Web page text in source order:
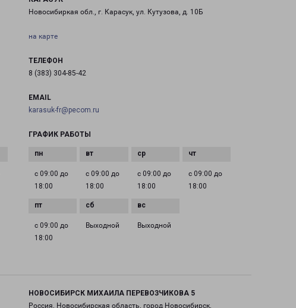
Новосибиркая обл., г. Карасук, ул. Кутузова, д. 10Б
на карте
ТЕЛЕФОН
8 (383) 304-85-42
EMAIL
karasuk-fr@pecom.ru
ГРАФИК РАБОТЫ
с 09:00 до
18:00
с 09:00 до
18:00
с 09:00 до
18:00
с 09:00 до
18:00
с 09:00 до
18:00
Выходной Выходной
НОВОСИБИРСК МИХАИЛА ПЕРЕВОЗЧИКОВА 5
Россия, Новосибирская область, город Новосибирск,